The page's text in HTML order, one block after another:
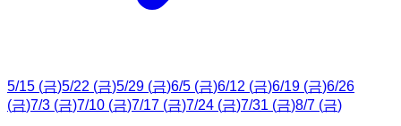
5/15 (금)5/22 (금)5/29 (금)6/5 (금)6/12 (금)6/19 (금)6/26
(금)7/3 (금)7/10 (금)7/17 (금)7/24 (금)7/31 (금)8/7 (금)